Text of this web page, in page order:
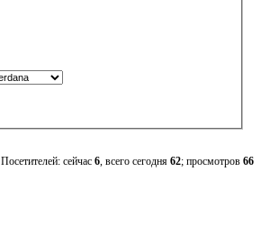
Посетителей: сейчас 6, всего сегодня 62; просмотров 66